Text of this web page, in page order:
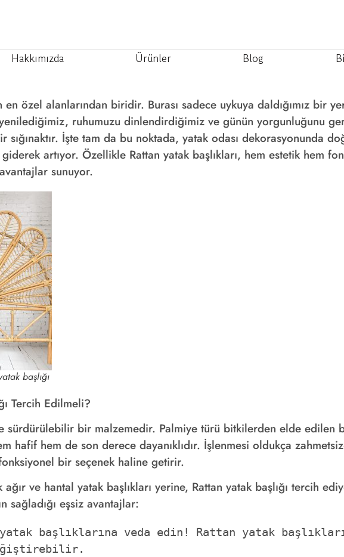
Hakkımızda Ürünler Blog
en özel alanlarından biridir. Burası sadece uykuya daldığımız bir
ruhumuzu dinlendirdiğimiz ve günün yorgunluğunu
sığınaktır. İşte tam da bu noktada, yatak odası dekorasyonunda
artıyor. Özellikle Rattan yatak başlıkları, hem estetik hem
sunuyor.
başlığı
Tercih Edilmeli?
sürdürülebilir bir malzemedir. Palmiye türü bitkilerden elde edilen
hafif hem de son derece dayanıklıdır. İşlenmesi oldukça
bir seçenek haline getirir.
ve hantal yatak başlıkları yerine, Rattan yatak başlığı tercih
sağladığı eşsiz avantajlar:
başlıklarına veda edin! Rattan yatak